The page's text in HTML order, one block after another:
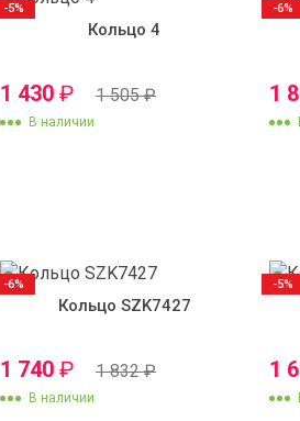
Кольцо 4
1 430 ₽ 1 505₽
В наличии
-5%
1
-6%
Кольцо SZK7427
1 740 ₽ 1 832₽
В наличии
-6%
1
-5%